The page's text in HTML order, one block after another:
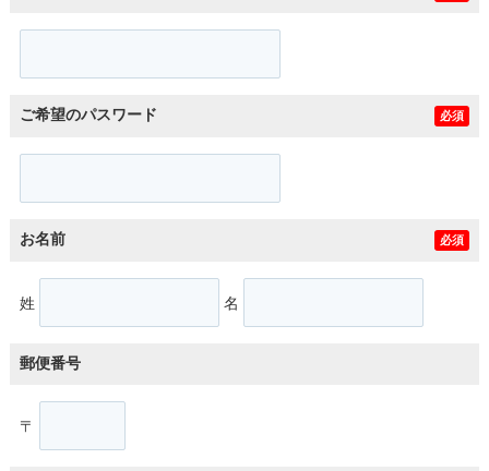
ご希望のパスワード 必須
お名前 必須
姓 名
郵便番号
〒